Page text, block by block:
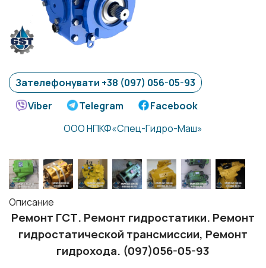
Зателефонувати +38 (097) 056-05-93
Viber
Telegram
Facebook
ООО НПКФ«Спец-Гидро-Маш»
Описание
Ремонт ГСТ. Ремонт гидростатики. Ремонт
гидростатической трансмиссии, Ремонт
гидрохода. (097)056-05-93